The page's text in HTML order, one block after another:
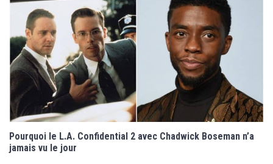
Pourquoi le L.A. Confidential 2 avec Chadwick Boseman n’a
jamais vu le jour